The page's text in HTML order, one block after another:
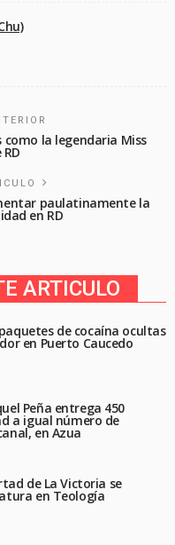
como la legendaria Miss
paulatinamente la
en RD
ARTICULO
de cocaína ocultas
en Puerto Caucedo
Peña entrega 450
a igual número de
en Azua
de La Victoria se
en Teología